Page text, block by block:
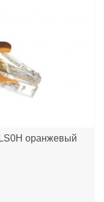
оранжевый